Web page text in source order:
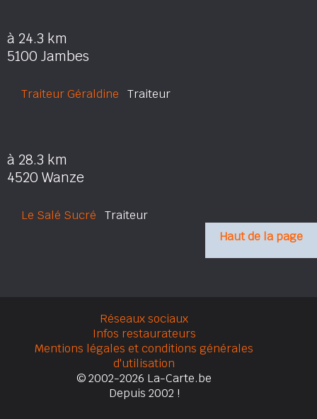
à 24.3 km
5100 Jambes
Traiteur Géraldine Traiteur
à 28.3 km
4520 Wanze
Le Salé Sucré Traiteur
Haut de la page
Réseaux sociaux
Infos restaurateurs
Mentions légales et conditions générales
d'utilisation
© 2002-2026 La-Carte.be
Depuis 2002 !